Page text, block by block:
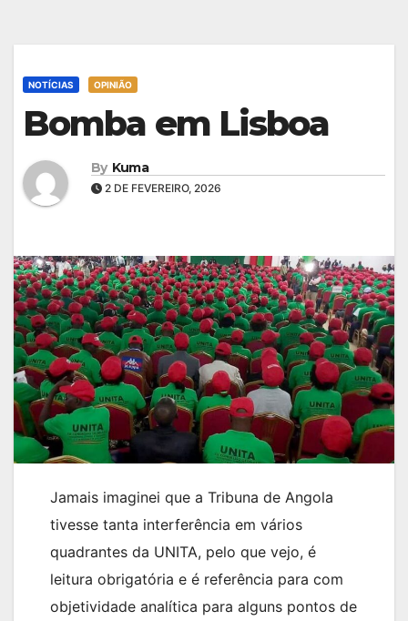
NOTÍCIAS OPINIÃO
Bomba em Lisboa
By Kuma
2 DE FEVEREIRO, 2026
Jamais imaginei que a Tribuna de Angola
tivesse tanta interferência em vários
quadrantes da UNITA, pelo que vejo, é
leitura obrigatória e é referência para com
objetividade analítica para alguns pontos de